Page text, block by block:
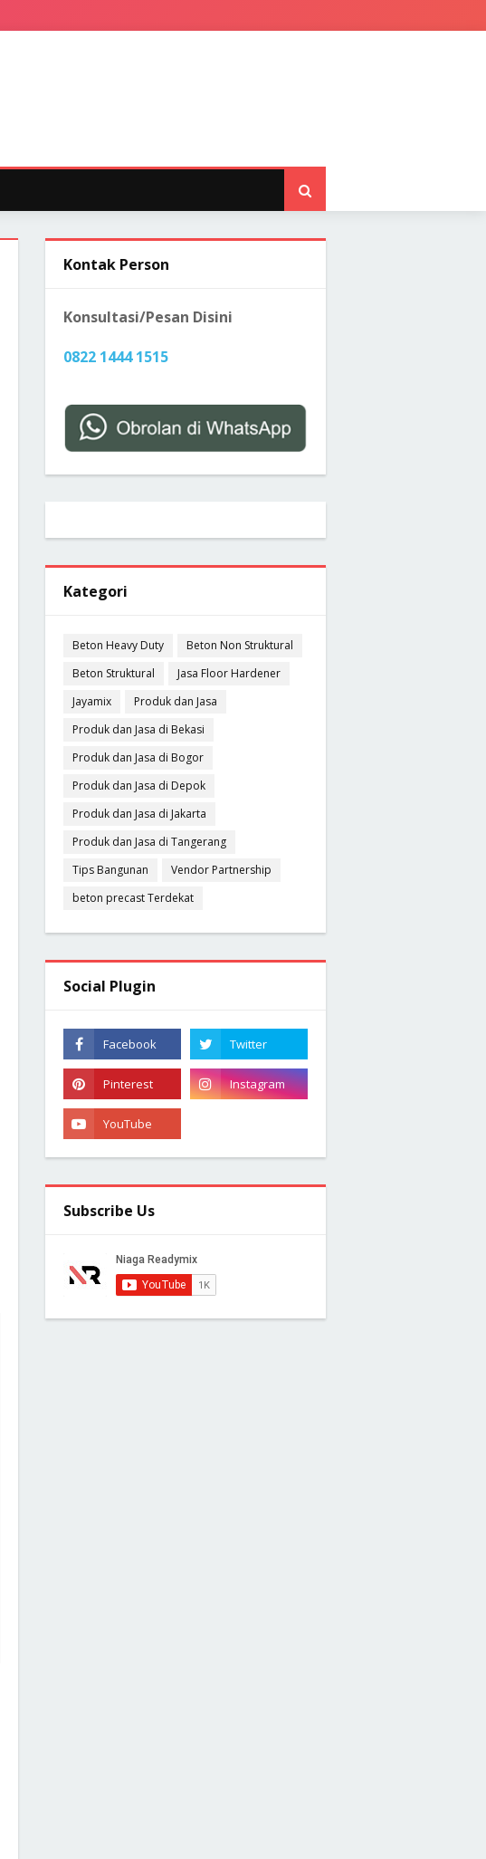
Kontak Person
Konsultasi/Pesan Disini
0822 1444 1515
Kategori
Beton Heavy Duty
Beton Non Struktural
Beton Struktural
Jasa Floor Hardener
Jayamix
Produk dan Jasa
Produk dan Jasa di Bekasi
Produk dan Jasa di Bogor
Produk dan Jasa di Depok
Produk dan Jasa di Jakarta
Produk dan Jasa di Tangerang
Tips Bangunan
Vendor Partnership
beton precast Terdekat
Social Plugin
Subscribe Us